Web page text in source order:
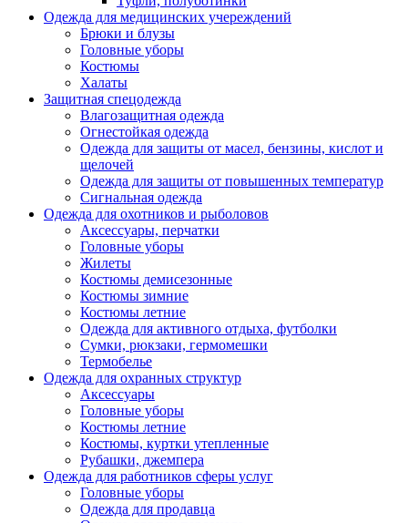
Одежда для медицинских учереждений
Брюки и блузы
Головные уборы
Костюмы
Халаты
Защитная спецодежда
Влагозащитная одежда
Огнестойкая одежда
Одежда для защиты от масел, бензины, кислот и
щелочей
Одежда для защиты от повышенных температур
Сигнальная одежда
Одежда для охотников и рыболовов
Аксессуары, перчатки
Головные уборы
Жилеты
Костюмы демисезонные
Костюмы зимние
Костюмы летние
Одежда для активного отдыха, футболки
Сумки, рюкзаки, гермомешки
Термобелье
Одежда для охранных структур
Аксессуары
Головные уборы
Костюмы летние
Костюмы, куртки утепленные
Рубашки, джемпера
Одежда для работников сферы услуг
Головные уборы
Одежда для продавца